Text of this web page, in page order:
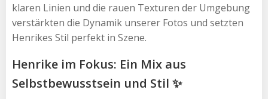
klaren Linien und die rauen Texturen der Umgebung
verstärkten die Dynamik unserer Fotos und setzten
Henrikes Stil perfekt in Szene.
Henrike im Fokus: Ein Mix aus
Selbstbewusstsein und Stil ✨